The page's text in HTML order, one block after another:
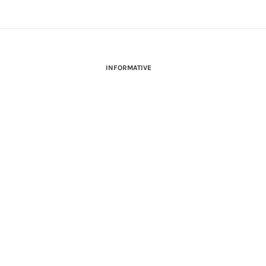
INFORMATIVE